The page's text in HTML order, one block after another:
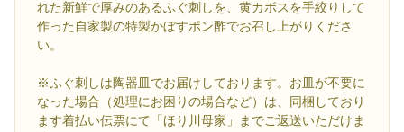
れた新鮮で厚みのあるふぐ刺しを、黄カボスを手絞りして
作った自家製の特製かぼすポン酢でお召し上がりくださ
い。
※ふぐ刺しは陶器皿でお届けしております。お皿が不要に
なった場合（処理にお困りの場合など）は、同梱しており
ます着払い伝票にて「ほり川母家」までご返送いただけま